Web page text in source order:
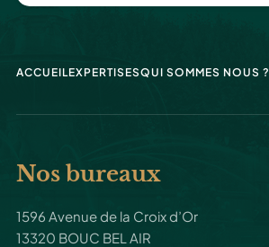
ACCUEILEXPERTISESQUI SOMMES NOUS ?
Nos bureaux
1596 Avenue de la Croix d’Or
13320 BOUC BEL AIR